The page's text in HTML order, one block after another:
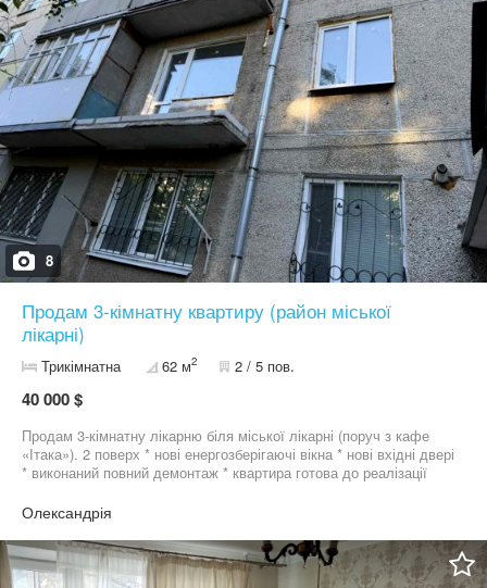
8
Продам 3-кімнатну квартиру (район міської
лікарні)
Трикімнатна 62 м2 2 / 5 пов.
40 000 $
Продам 3-кімнатну лікарню біля міської лікарні (поруч з кафе
«Ітака»). 2 поверх * нові енергозберігаючі вікна * нові вхідні двері
* виконаний повний демонтаж * квартира готова до реалізації
планування * без “бабусиного ремонту” * автономне газове
опалення. Куплений новий котел і радіатори. Проведена тепла
підлога в одній кімнаті.
Олександрія